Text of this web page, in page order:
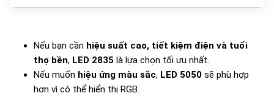
Nếu bạn cần hiệu suất cao, tiết kiệm điện và tuổi
thọ bền, LED 2835 là lựa chọn tối ưu nhất.
Nếu muốn hiệu ứng màu sắc, LED 5050 sẽ phù hợp
hơn vì có thể hiển thị RGB.